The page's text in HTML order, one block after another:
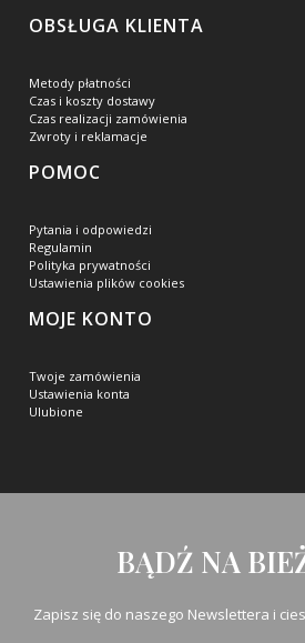
OBSŁUGA KLIENTA
Metody płatności
Czas i koszty dostawy
Czas realizacji zamówienia
Zwroty i reklamacje
POMOC
Pytania i odpowiedzi
Regulamin
Polityka prywatności
Ustawienia plików cookies
MOJE KONTO
Twoje zamówienia
Ustawienia konta
Ulubione
BĄDŹ NA
Zapisz się do naszego Newslettera i